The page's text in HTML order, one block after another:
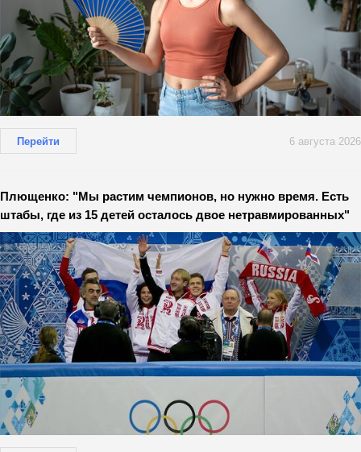
Перейти 6 августа 2026
Плющенко: "Мы растим чемпионов, но нужно время. Есть
штабы, где из 15 детей осталось двое нетравмированных"